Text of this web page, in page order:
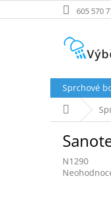
na
605 570
Sprchové
Domů
N1290
Průměrné